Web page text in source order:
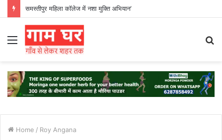
समस्तीपुर महिला कॉलेज में नशा मुक्ति अभियान’
Menu
Home / Roy Angana